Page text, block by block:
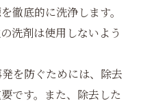
徹底的に洗浄します。
洗剤は使用しないよう
を防ぐためには、除去
です。また、除去した